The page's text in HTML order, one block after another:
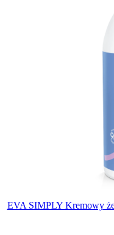
EVA SIMPLY Kremowy